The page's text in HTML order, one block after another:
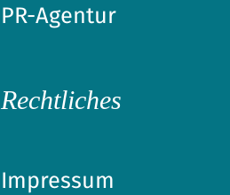
PR-Agentur
Rechtliches
Impressum